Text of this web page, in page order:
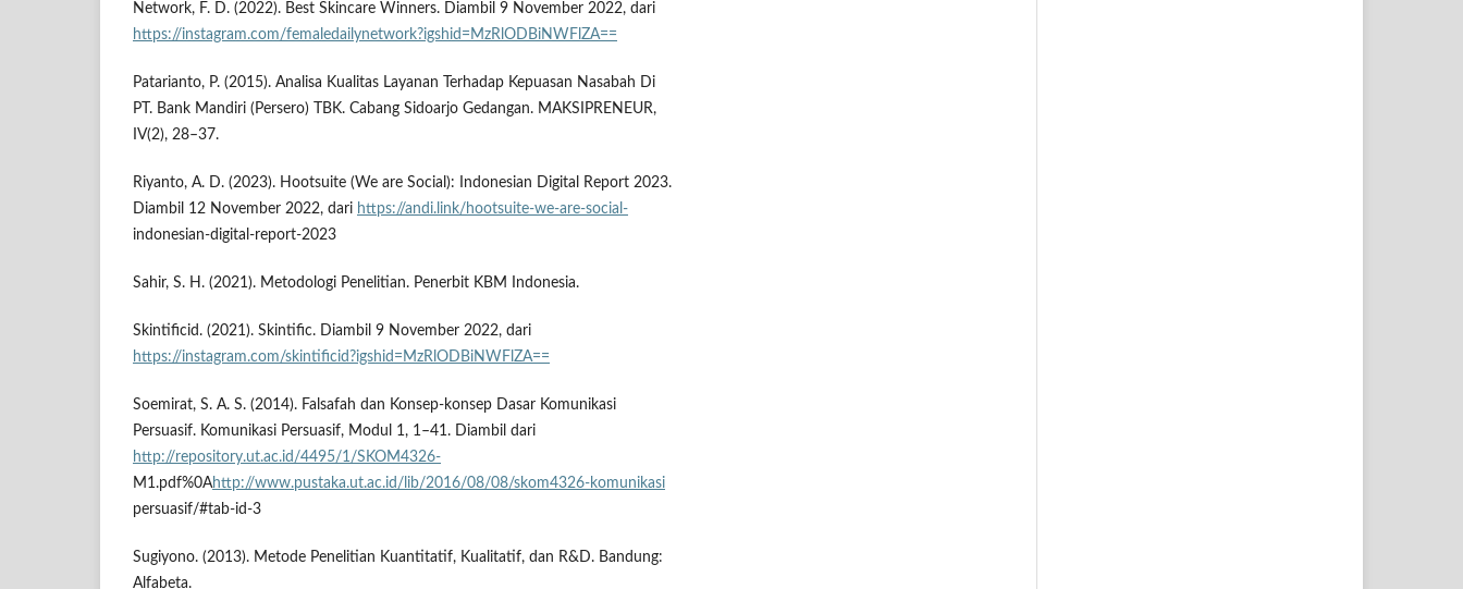
Network, F. D. (2022). Best Skincare Winners. Diambil 9 November 2022, dari
https://instagram.com/femaledailynetwork?igshid=MzRlODBiNWFlZA==
Patarianto, P. (2015). Analisa Kualitas Layanan Terhadap Kepuasan Nasabah Di
PT. Bank Mandiri (Persero) TBK. Cabang Sidoarjo Gedangan. MAKSIPRENEUR,
IV(2), 28–37.
Riyanto, A. D. (2023). Hootsuite (We are Social): Indonesian Digital Report 2023.
Diambil 12 November 2022, dari https://andi.link/hootsuite-we-are-social-
indonesian-digital-report-2023
Sahir, S. H. (2021). Metodologi Penelitian. Penerbit KBM Indonesia.
Skintificid. (2021). Skintific. Diambil 9 November 2022, dari
https://instagram.com/skintificid?igshid=MzRlODBiNWFlZA==
Soemirat, S. A. S. (2014). Falsafah dan Konsep-konsep Dasar Komunikasi
Persuasif. Komunikasi Persuasif, Modul 1, 1–41. Diambil dari
http://repository.ut.ac.id/4495/1/SKOM4326-
M1.pdf%0Ahttp://www.pustaka.ut.ac.id/lib/2016/08/08/skom4326-komunikasi
persuasif/#tab-id-3
Sugiyono. (2013). Metode Penelitian Kuantitatif, Kualitatif, dan R&D. Bandung:
Alfabeta.